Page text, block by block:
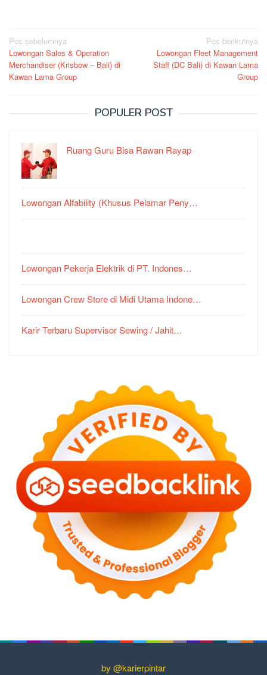
Navigasi
pos
Pos sebelumnya
Lowongan Sales & Operation
Merchandiser (Krisbow – Bali) di
Kawan Lama Group
Pos berikutnya
Lowongan Fleet Management
Staff (DC Bali) di Kawan Lama
Group
POPULER POST
Ruang Guru Bisa Rawan Rayap
Lowongan Alfability (Khusus Pelamar Peny…
Lowongan Pekerja Elektrik di PT. Indones…
Lowongan Crew Store di Midi Utama Indone…
Karir Terbaru Supervisor Sewing / Jahit…
by @karierpintar